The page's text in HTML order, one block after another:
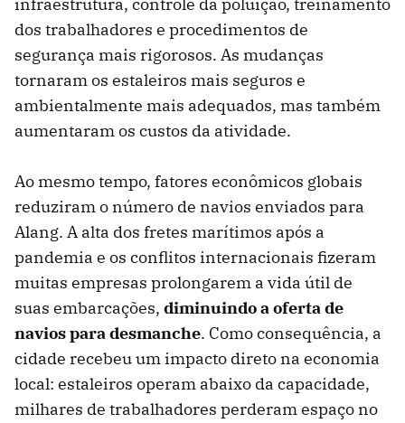
infraestrutura, controle da poluição, treinamento
dos trabalhadores e procedimentos de
segurança mais rigorosos. As mudanças
tornaram os estaleiros mais seguros e
ambientalmente mais adequados, mas também
aumentaram os custos da atividade.
Ao mesmo tempo, fatores econômicos globais
reduziram o número de navios enviados para
Alang. A alta dos fretes marítimos após a
pandemia e os conflitos internacionais fizeram
muitas empresas prolongarem a vida útil de
suas embarcações, diminuindo a oferta de
navios para desmanche. Como consequência, a
cidade recebeu um impacto direto na economia
local: estaleiros operam abaixo da capacidade,
milhares de trabalhadores perderam espaço no